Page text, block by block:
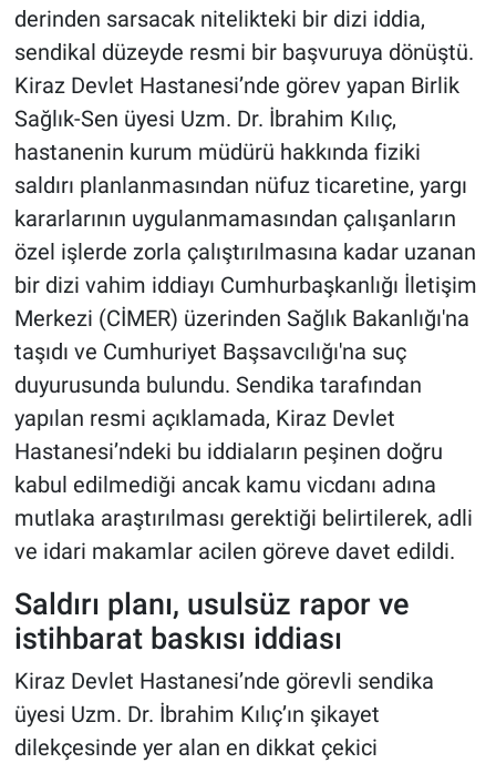
derinden sarsacak nitelikteki bir dizi iddia,
sendikal düzeyde resmi bir başvuruya dönüştü.
Kiraz Devlet Hastanesi’nde görev yapan Birlik
Sağlık-Sen üyesi Uzm. Dr. İbrahim Kılıç,
hastanenin kurum müdürü hakkında fiziki
saldırı planlanmasından nüfuz ticaretine, yargı
kararlarının uygulanmamasından çalışanların
özel işlerde zorla çalıştırılmasına kadar uzanan
bir dizi vahim iddiayı Cumhurbaşkanlığı İletişim
Merkezi (CİMER) üzerinden Sağlık Bakanlığı'na
taşıdı ve Cumhuriyet Başsavcılığı'na suç
duyurusunda bulundu. Sendika tarafından
yapılan resmi açıklamada, Kiraz Devlet
Hastanesi’ndeki bu iddiaların peşinen doğru
kabul edilmediği ancak kamu vicdanı adına
mutlaka araştırılması gerektiği belirtilerek, adli
ve idari makamlar acilen göreve davet edildi.
Saldırı planı, usulsüz rapor ve
istihbarat baskısı iddiası
Kiraz Devlet Hastanesi’nde görevli sendika
üyesi Uzm. Dr. İbrahim Kılıç’ın şikayet
dilekçesinde yer alan en dikkat çekici